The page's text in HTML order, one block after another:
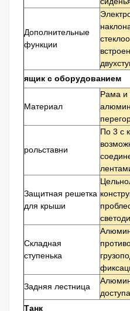
Дополнительные
функции
ящик с оборудованием
Материал
Рама и
рольставни
По 3 с
Защитная решетка
для крыши
Складная
ступенька
Задняя лестница
Танк